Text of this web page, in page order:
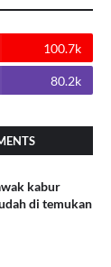
100.7k
80.2k
kabur
di temukan